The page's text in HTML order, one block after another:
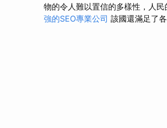
物的令人難以置信的多樣性，人
強的SEO專業公司 該國還滿足了